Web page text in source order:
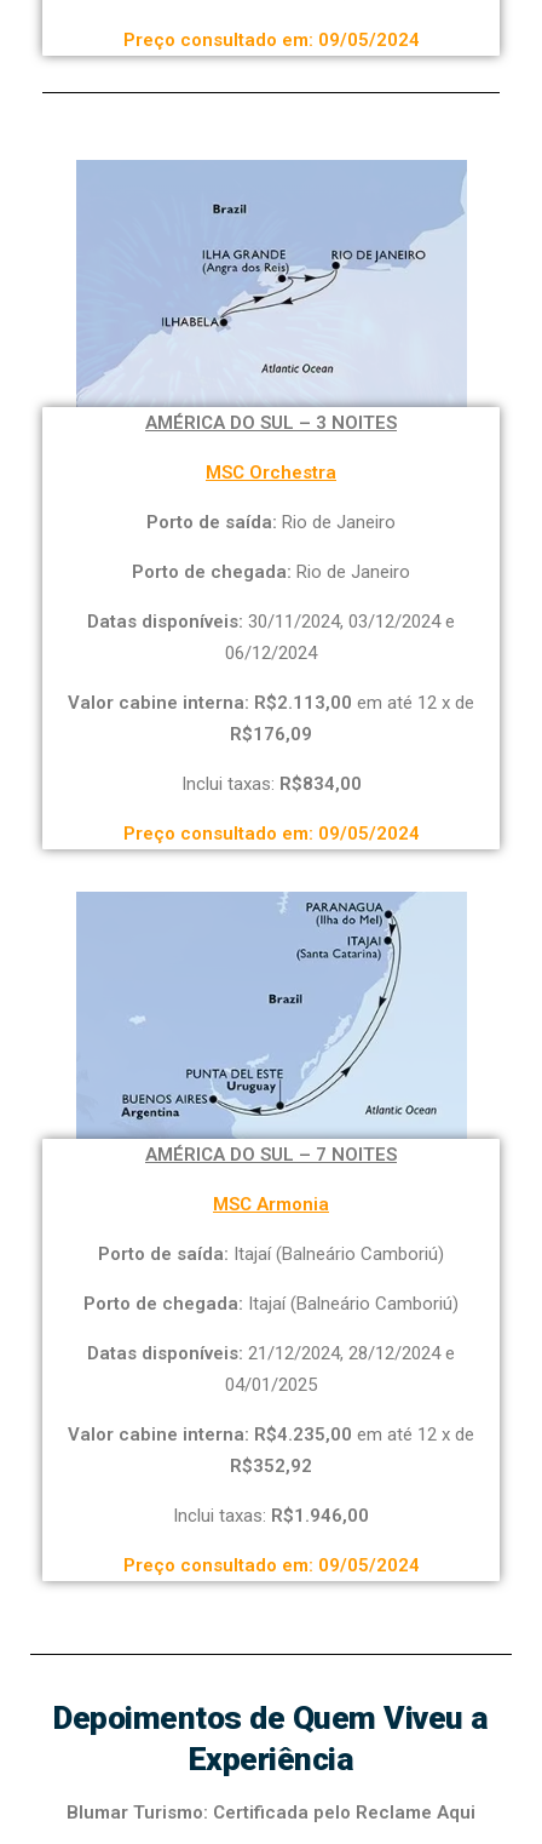
Preço consultado em: 09/05/2024
AMÉRICA DO SUL – 3 NOITES
MSC Orchestra
Porto de saída: Rio de Janeiro
Porto de chegada: Rio de Janeiro
Datas disponíveis: 30/11/2024, 03/12/2024 e
06/12/2024
Valor cabine interna: R$2.113,00 em até 12 x de
R$176,09
Inclui taxas: R$834,00
Preço consultado em: 09/05/2024
AMÉRICA DO SUL – 7 NOITES
MSC Armonia
Porto de saída: Itajaí (Balneário Camboriú)
Porto de chegada: Itajaí (Balneário Camboriú)
Datas disponíveis: 21/12/2024, 28/12/2024 e
04/01/2025
Valor cabine interna: R$4.235,00 em até 12 x de
R$352,92
Inclui taxas: R$1.946,00
Preço consultado em: 09/05/2024
Depoimentos de Quem Viveu a
Experiência
Blumar Turismo: Certificada pelo Reclame Aqui